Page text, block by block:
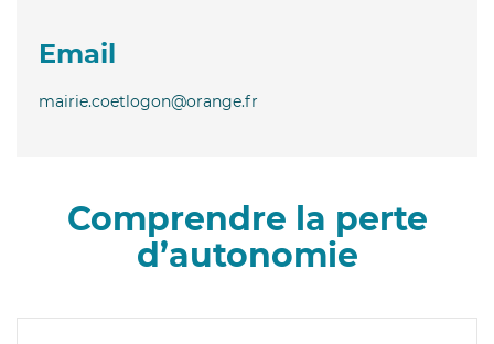
Email
mairie.coetlogon@orange.fr
Comprendre la perte
d’autonomie